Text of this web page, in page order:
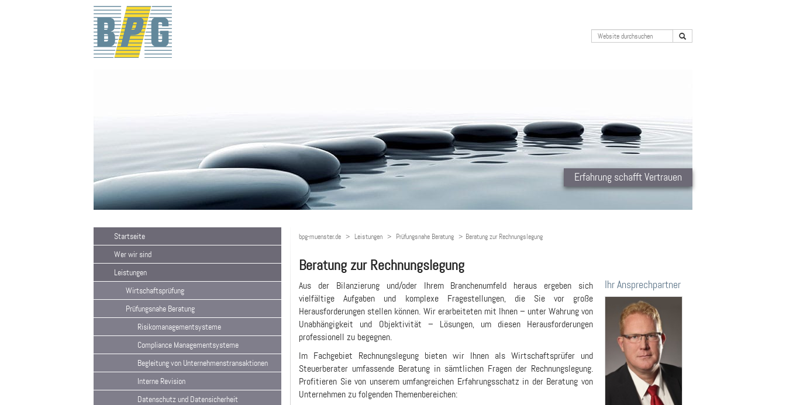
Erfahrung schafft Vertrauen
Startseite
Wer wir sind
Leistungen
Wirtschaftsprüfung
Prüfungsnahe Beratung
Risikomanagementsysteme
Compliance Managementsysteme
Begleitung von Unternehmenstransaktionen
Interne Revision
Datenschutz und Datensicherheit
bpg-muenster.de Leistungen Prüfungsnahe Beratung Beratung zur Rechnungslegung
Beratung zur Rechnungslegung
Ihr Ansprechpartner
Aus der Bilanzierung und/oder Ihrem Branchenumfeld heraus ergeben sich
vielfältige Aufgaben und komplexe Fragestellungen, die Sie vor große
Herausforderungen stellen können. Wir erarbeiteten mit Ihnen – unter Wahrung von
Unabhängigkeit und Objektivität – Lösungen, um diesen Herausforderungen
professionell zu begegnen.
Im Fachgebiet Rechnungslegung bieten wir Ihnen als Wirtschaftsprüfer und
Steuerberater umfassende Beratung in sämtlichen Fragen der Rechnungslegung.
Profitieren Sie von unserem umfangreichen Erfahrungsschatz in der Beratung von
Unternehmen zu folgenden Themenbereichen: